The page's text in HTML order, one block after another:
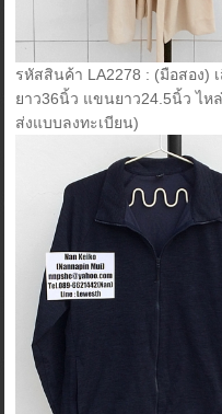
รหัสสินค้า LA2278 : (มือสอง)
ยาว36นิ้ว แขนยาว24.5นิ้ว ไห
ส่งแบบลงทะเบียน)